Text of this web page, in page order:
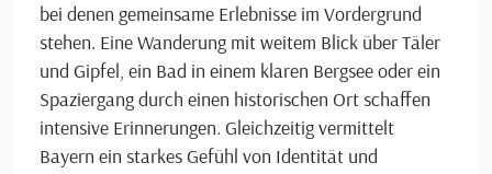
bei denen gemeinsame Erlebnisse im Vordergrund
stehen. Eine Wanderung mit weitem Blick über Täler
und Gipfel, ein Bad in einem klaren Bergsee oder ein
Spaziergang durch einen historischen Ort schaffen
intensive Erinnerungen. Gleichzeitig vermittelt
Bayern ein starkes Gefühl von Identität und